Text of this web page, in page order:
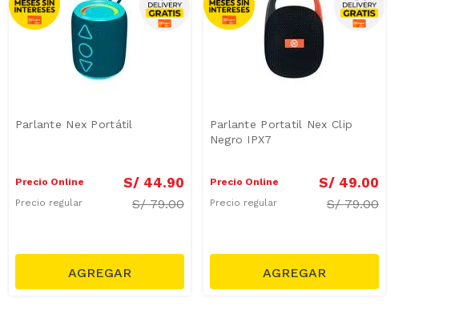
Parlante Nex Portátil
Precio Online S/ 44.90
Precio regular S/79.00
Parlante Portatil Nex Clip
Negro IPX7
Precio Online S/ 49.00
Precio regular S/79.00